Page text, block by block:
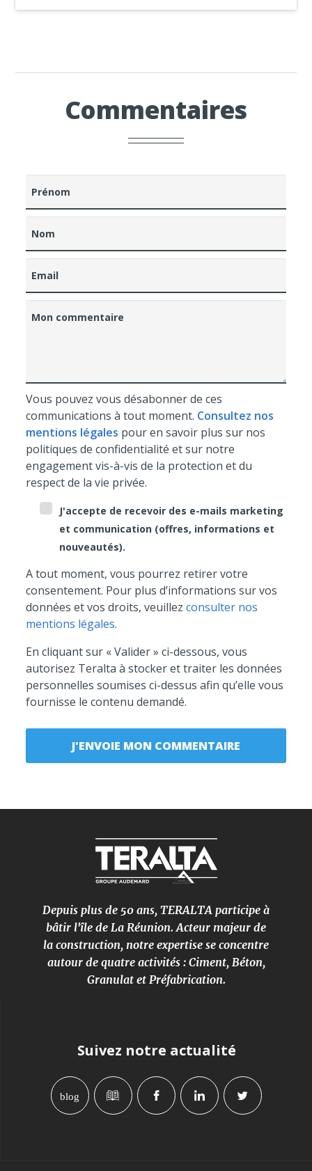
Commentaires
Prénom
Nom
Email
Mon commentaire
Vous pouvez vous désabonner de ces
communications à tout moment. Consultez nos
mentions légales pour en savoir plus sur nos
politiques de confidentialité et sur notre
engagement vis-à-vis de la protection et du
respect de la vie privée.
J'accepte de recevoir des e-mails marketing
et communication (offres, informations et
nouveautés).
A tout moment, vous pourrez retirer votre
consentement. Pour plus d’informations sur vos
données et vos droits, veuillezconsulter nos
mentions légales.
En cliquant sur « Valider » ci-dessous, vous
autorisez Teralta à stocker et traiter les données
personnelles soumises ci-dessus afin qu’elle vous
fournisse le contenu demandé.
Depuis plus de 50 ans, TERALTA participe à
bâtir l'île de La Réunion. Acteur majeur de
la construction, notre expertise se concentre
autour de quatre activités : Ciment, Béton,
Granulat et Préfabrication.
Suivez notre actualité
blog